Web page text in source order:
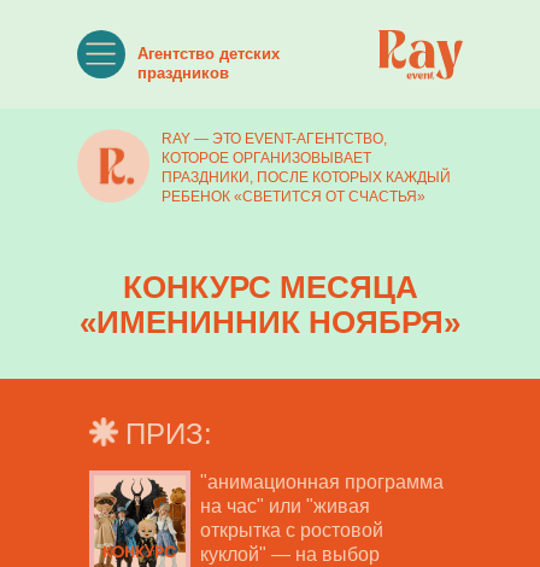
Агентство детских
праздников
"анимационная программа
на час" или "живая
открытка с ростовой
куклой" — на выбор
КОНКУРС МЕСЯЦА
«ИМЕНИННИК НОЯБРЯ»
ПРИЗ:
RAY — ЭТО EVENT-АГЕНТСТВО,
КОТОРОЕ ОРГАНИЗОВЫВАЕТ
ПРАЗДНИКИ, ПОСЛЕ КОТОРЫХ КАЖДЫЙ
РЕБЕНОК «СВЕТИТСЯ ОТ СЧАСТЬЯ»